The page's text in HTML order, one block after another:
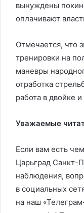
вынуждены
оплачивают
Отмечается, что
тренировки на
маневры
отработка
работа в двойке
Уважаемые
Если вам есть
Царьград Санкт-
наблюдения,
в социальных
на наш